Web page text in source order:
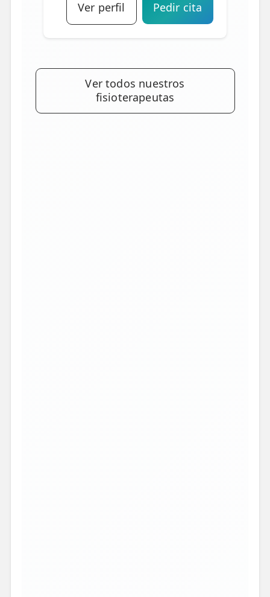
Ver perfil Pedir cita
Ver todos nuestros
fisioterapeutas